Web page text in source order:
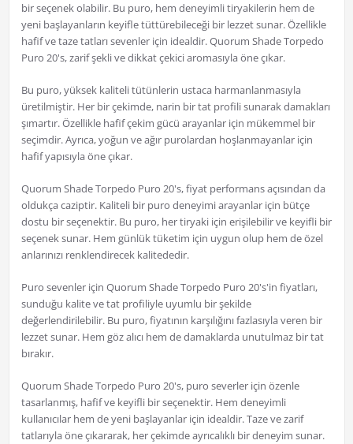
bir seçenek olabilir. Bu puro, hem deneyimli tiryakilerin hem de
yeni başlayanların keyifle tüttürebileceği bir lezzet sunar. Özellikle
hafif ve taze tatları sevenler için idealdir. Quorum Shade Torpedo
Puro 20's, zarif şekli ve dikkat çekici aromasıyla öne çıkar.
Bu puro, yüksek kaliteli tütünlerin ustaca harmanlanmasıyla
üretilmiştir. Her bir çekimde, narin bir tat profili sunarak damakları
şımartır. Özellikle hafif çekim gücü arayanlar için mükemmel bir
seçimdir. Ayrıca, yoğun ve ağır purolardan hoşlanmayanlar için
hafif yapısıyla öne çıkar.
Quorum Shade Torpedo Puro 20's, fiyat performans açısından da
oldukça caziptir. Kaliteli bir puro deneyimi arayanlar için bütçe
dostu bir seçenektir. Bu puro, her tiryaki için erişilebilir ve keyifli bir
seçenek sunar. Hem günlük tüketim için uygun olup hem de özel
anlarınızı renklendirecek kalitededir.
Puro sevenler için Quorum Shade Torpedo Puro 20's'in fiyatları,
sunduğu kalite ve tat profiliyle uyumlu bir şekilde
değerlendirilebilir. Bu puro, fiyatının karşılığını fazlasıyla veren bir
lezzet sunar. Hem göz alıcı hem de damaklarda unutulmaz bir tat
bırakır.
Quorum Shade Torpedo Puro 20's, puro severler için özenle
tasarlanmış, hafif ve keyifli bir seçenektir. Hem deneyimli
kullanıcılar hem de yeni başlayanlar için idealdir. Taze ve zarif
tatlarıyla öne çıkararak, her çekimde ayrıcalıklı bir deneyim sunar.